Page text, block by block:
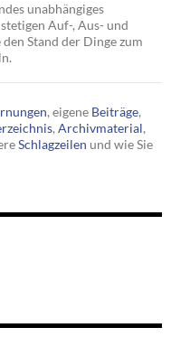
unabhängiges
Auf-, Aus- und
Stand der Dinge zum
, eigene Beiträge,
, Archivmaterial,
Schlagzeilen und wie Sie